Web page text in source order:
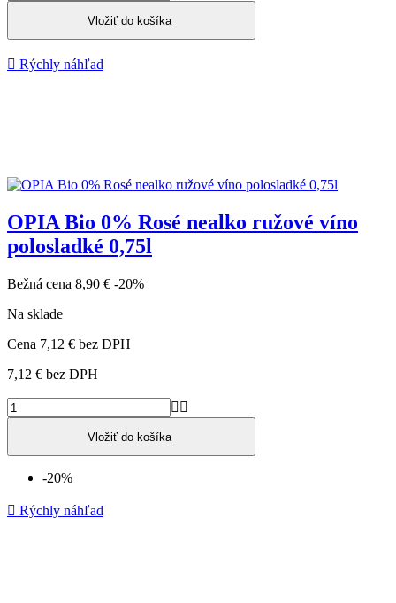
Vložiť do košíka
 Rýchly náhľad
OPIA Bio 0% Rosé nealko ružové víno
polosladké 0,75l
Bežná cena 8,90 € -20%
Na sklade
Cena 7,12 € bez DPH
7,12 € bez DPH
 
Vložiť do košíka
-20%
 Rýchly náhľad